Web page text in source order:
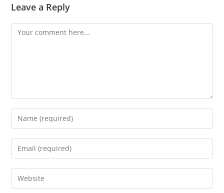
Leave a Reply